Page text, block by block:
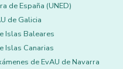
de España (UNED)
de Galicia
Islas Baleares
Islas Canarias
de EvAU de Navarra